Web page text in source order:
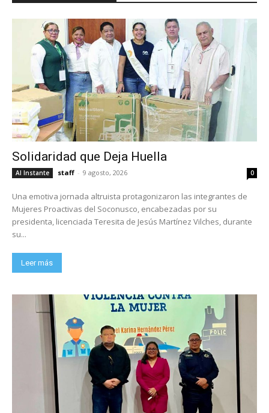
Solidaridad que Deja Huella
Al Instante staff - 9 agosto, 2026 0
Una emotiva jornada altruista protagonizaron las integrantes de
Mujeres Proactivas del Soconusco, encabezadas por su
presidenta, licenciada Teresita de Jesús Martínez Vilches, durante
su...
Leer más